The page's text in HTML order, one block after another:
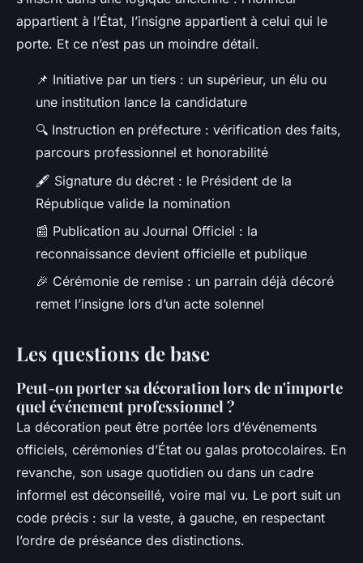
appartient à l’État, l’insigne appartient à celui qui le
porte. Et ce n’est pas un moindre détail.
📌 Initiative par un tiers : un supérieur, un élu ou
une institution lance la candidature
🔍 Instruction en préfecture : vérification des faits,
parcours professionnel et honorabilité
🖋️ Signature du décret : le Président de la
République valide la nomination
📰 Publication au Journal Officiel : la
reconnaissance devient officielle et publique
🎉 Cérémonie de remise : un parrain déjà décoré
remet l’insigne lors d’un acte solennel
Les questions de base
Peut-on porter sa décoration lors de n'importe
quel événement professionnel ?
La décoration peut être portée lors d’événements
officiels, cérémonies d’État ou galas protocolaires. En
revanche, son usage quotidien ou dans un cadre
informel est déconseillé, voire mal vu. Le port suit un
code précis : sur la veste, à gauche, en respectant
l’ordre de préséance des distinctions.